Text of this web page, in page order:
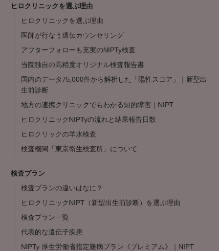
ヒロクリニックを選ぶ理由
ヒロクリニックを選ぶ理由
医師が行なう遺伝カウンセリング
アフターフォローも充実のNIPTy検査
当院独自の高精度オリジナル検査報告書
国内のデータ75,000件から解析した「陽性スコア」｜新型出
生前診断
地方の連携クリニックでもわかる知的障害｜NIPT
ヒロクリニックNIPTyの流れと結果報告日数
ヒロクリックの羊水検査
検査機関「東京衛生検査所」について
検査プラン
検査プランの違いはなに？
ヒロクリニックNIPT（新型出生前診断）を選ぶ理由
検査プラン一覧
代表的な遺伝子疾患
NIPTy 厚生労働省指定難病プラン《プレミアム》｜NIPT